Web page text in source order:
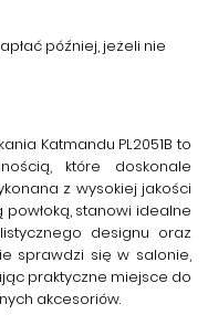
później, jeżeli nie
Katmandu PL2051B to
które doskonale
z wysokiej jakości
stanowi idealne
designu oraz
sprawdzi się w salonie,
praktyczne miejsce do
akcesoriów.